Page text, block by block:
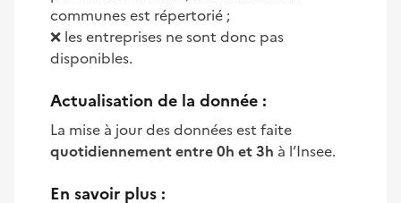
communes est répertorié ;
❌ les entreprises ne sont donc pas
disponibles.
Actualisation de la donnée :
La mise à jour des données est faite
quotidiennement entre 0h et 3h à l’Insee.
En savoir plus :